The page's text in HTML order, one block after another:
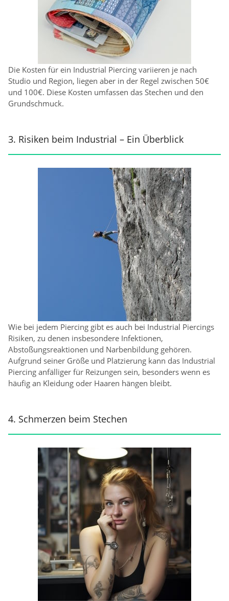
Die Kosten für ein Industrial Piercing variieren je nach
Studio und Region, liegen aber in der Regel zwischen 50€
und 100€. Diese Kosten umfassen das Stechen und den
Grundschmuck.
3. Risiken beim Industrial – Ein Überblick
Wie bei jedem Piercing gibt es auch bei Industrial Piercings
Risiken, zu denen insbesondere Infektionen,
Abstoßungsreaktionen und Narbenbildung gehören.
Aufgrund seiner Größe und Platzierung kann das Industrial
Piercing anfälliger für Reizungen sein, besonders wenn es
häufig an Kleidung oder Haaren hängen bleibt.
4. Schmerzen beim Stechen